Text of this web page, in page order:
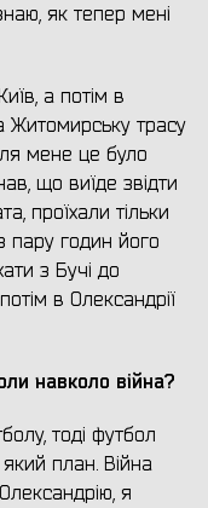
як тепер мені
а потім в
Житомирську трасу
мене це було
що виїде звідти
проїхали тільки
пару годин його
з Бучі до
в Олександрії
навколо війна?
тоді футбол
план. Війна
я